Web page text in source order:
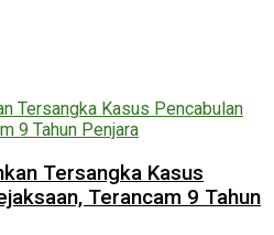
Tersangka Kasus
Terancam 9 Tahun